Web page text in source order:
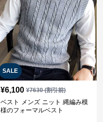
SALE
¥6,100 ¥7630(割引前)
ベスト メンズ ニット 縄編み模
様のフォーマルベスト